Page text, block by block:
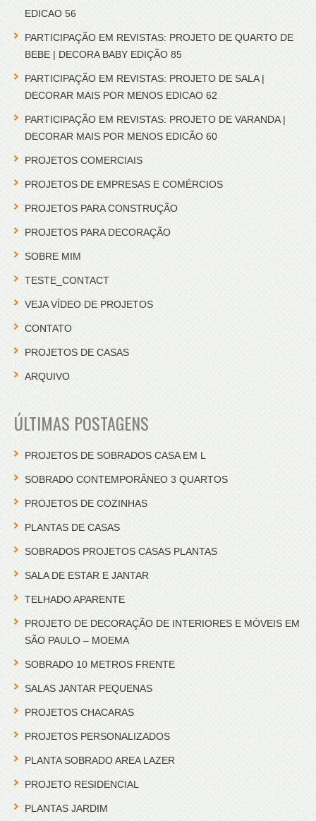
EDICAO 56
PARTICIPAÇÃO EM REVISTAS: PROJETO DE QUARTO DE
BEBE | DECORA BABY EDIÇÃO 85
PARTICIPAÇÃO EM REVISTAS: PROJETO DE SALA |
DECORAR MAIS POR MENOS EDICAO 62
PARTICIPAÇÃO EM REVISTAS: PROJETO DE VARANDA |
DECORAR MAIS POR MENOS EDICÃO 60
PROJETOS COMERCIAIS
PROJETOS DE EMPRESAS E COMÉRCIOS
PROJETOS PARA CONSTRUÇÃO
PROJETOS PARA DECORAÇÃO
SOBRE MIM
TESTE_CONTACT
VEJA VÍDEO DE PROJETOS
CONTATO
PROJETOS DE CASAS
ARQUIVO
ÚLTIMAS POSTAGENS
PROJETOS DE SOBRADOS CASA EM L
SOBRADO CONTEMPORÂNEO 3 QUARTOS
PROJETOS DE COZINHAS
PLANTAS DE CASAS
SOBRADOS PROJETOS CASAS PLANTAS
SALA DE ESTAR E JANTAR
TELHADO APARENTE
PROJETO DE DECORAÇÃO DE INTERIORES E MÓVEIS EM
SÃO PAULO – MOEMA
SOBRADO 10 METROS FRENTE
SALAS JANTAR PEQUENAS
PROJETOS CHACARAS
PROJETOS PERSONALIZADOS
PLANTA SOBRADO AREA LAZER
PROJETO RESIDENCIAL
PLANTAS JARDIM